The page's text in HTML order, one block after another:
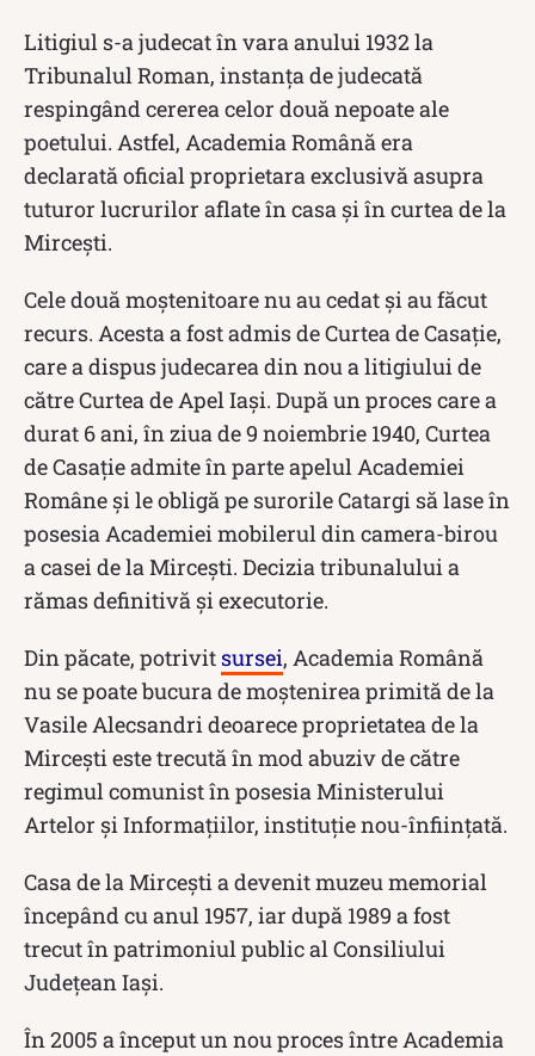
Litigiul s-a judecat în vara anului 1932 la
Tribunalul Roman, instanța de judecată
respingând cererea celor două nepoate ale
poetului. Astfel, Academia Română era
declarată oficial proprietara exclusivă asupra
tuturor lucrurilor aflate în casa şi în curtea de la
Mirceşti.
Cele două moștenitoare nu au cedat și au făcut
recurs. Acesta a fost admis de Curtea de Casaţie,
care a dispus judecarea din nou a litigiului de
către Curtea de Apel Iaşi. După un proces care a
durat 6 ani, în ziua de 9 noiembrie 1940, Curtea
de Casație admite în parte apelul Academiei
Române și le obligă pe surorile Catargi să lase în
posesia Academiei mobilerul din camera-birou
a casei de la Mircești. Decizia tribunalului a
rămas definitivă și executorie.
Din păcate, potrivit sursei, Academia Română
nu se poate bucura de moştenirea primită de la
Vasile Alecsandri deoarece proprietatea de la
Mirceşti este trecută în mod abuziv de către
regimul comunist în posesia Ministerului
Artelor şi Informaţiilor, instituție nou-înfiinţată.
Casa de la Mirceşti a devenit muzeu memorial
începând cu anul 1957, iar după 1989 a fost
trecut în patrimoniul public al Consiliului
Judeţean Iaşi.
În 2005 a început un nou proces între Academia